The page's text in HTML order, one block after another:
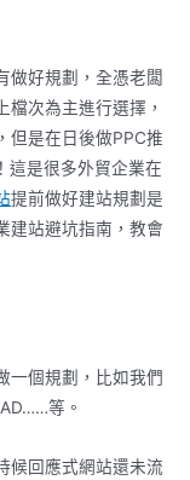
做好規劃，全憑老闆
次為主進行選擇，
但是在日後做PPC推
這是很多外貿企業在
提前做好建站規劃是
建站避坑指南，教會
一個規劃，比如我們
等。
候回應式網站還未流